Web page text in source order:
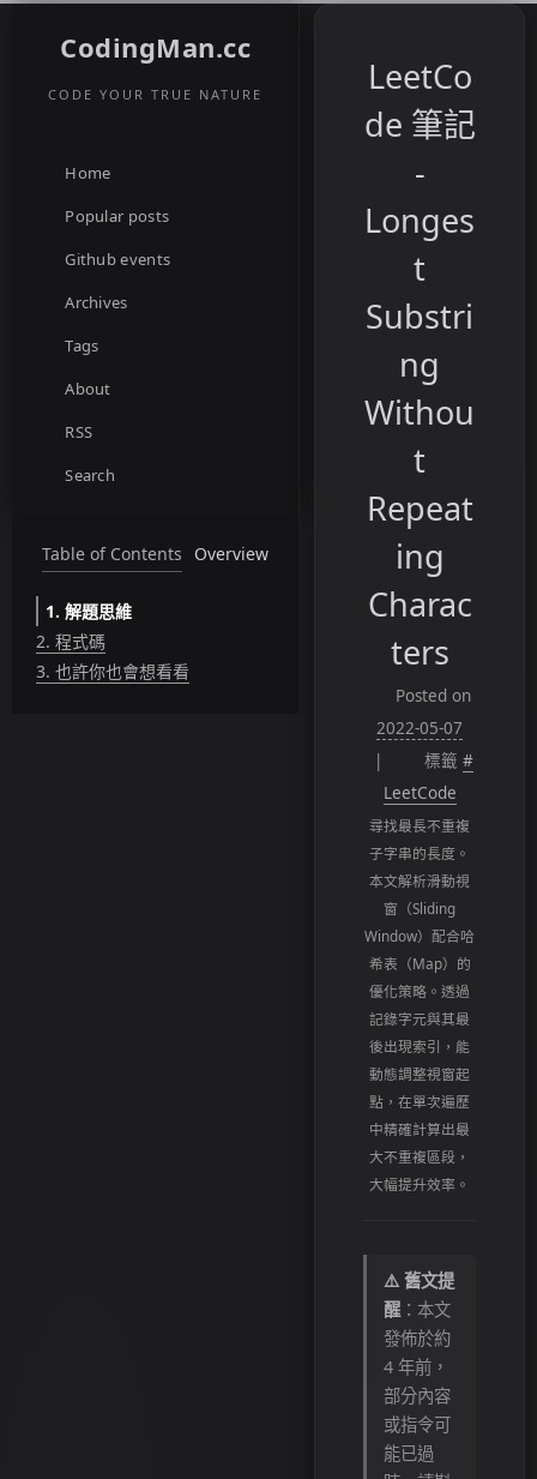
CodingMan.cc
CODE YOUR TRUE NATURE
Home
Popular posts
Github events
Archives
Tags
About
RSS
Search
Table of Contents Overview
1. 解題思維
2. 程式碼
3. 也許你也會想看看
LeetCo
de 筆記
-
Longes
t
Substri
ng
Withou
t
Repeat
ing
Charac
ters
Posted on
2022-05-07
標籤 #
LeetCode
尋找最長不重複
子字串的長度。
本文解析滑動視
窗（Sliding
Window）配合哈
希表（Map）的
優化策略。透過
記錄字元與其最
後出現索引，能
動態調整視窗起
點，在單次遍歷
中精確計算出最
大不重複區段，
大幅提升效率。
⚠️ 舊文提
醒：本文
發佈於約
4 年前，
部分內容
或指令可
能已過